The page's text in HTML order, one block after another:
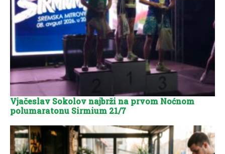
Vjačeslav Sokolov najbrži na prvom Noćnom
polumaratonu Sirmium 21/7